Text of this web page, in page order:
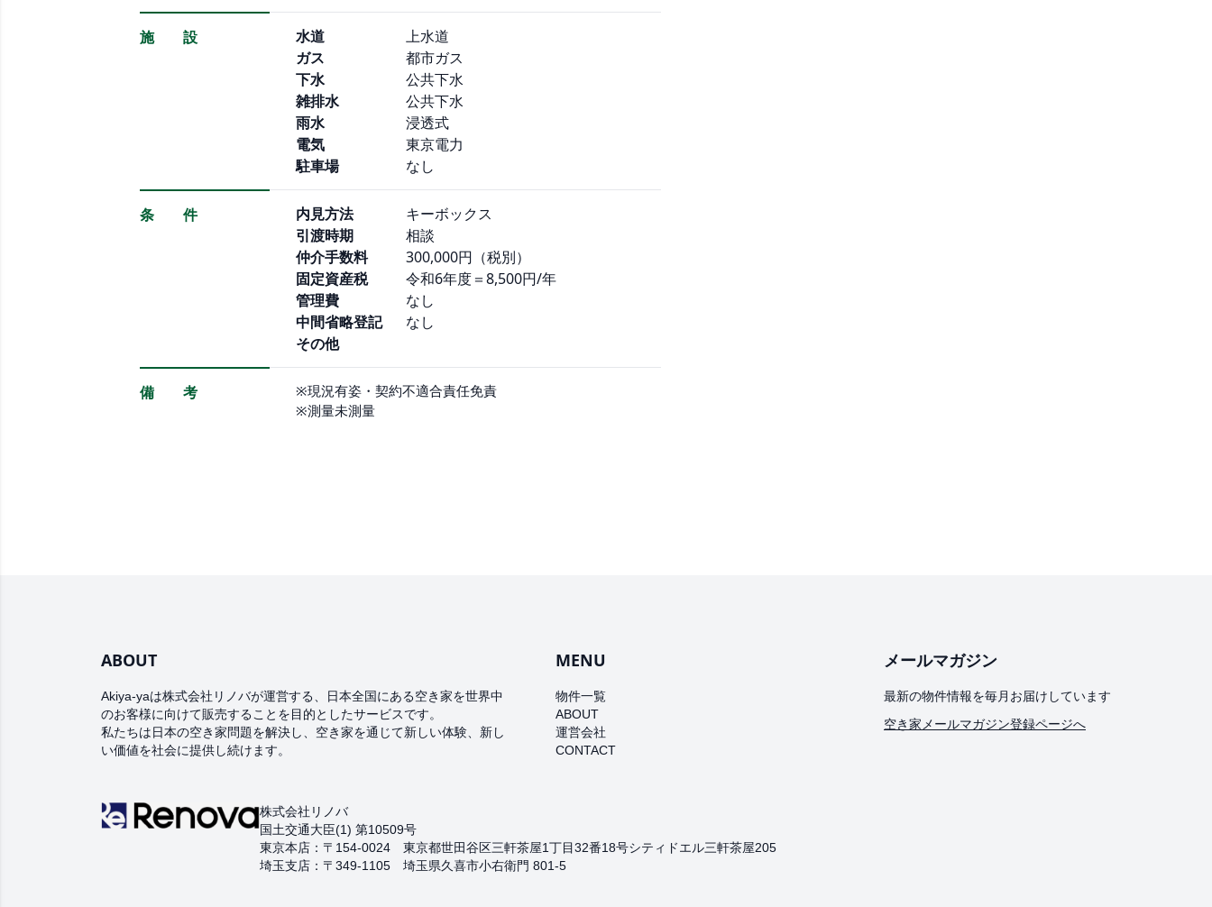
施 設 水道
上水道
ガス
都市ガス
下水
公共下水
雑排水
公共下水
雨水
浸透式
電気
東京電力
駐車場
なし
条 件 内見方法
キーボックス
引渡時期
相談
仲介手数料
300,000円（税別）
固定資産税
令和6年度＝8,500円/年
管理費
なし
中間省略登記
なし
その他
備 考
※現況有姿・契約不適合責任免責
※測量未測量
ABOUT
Akiya-yaは株式会社リノバが運営する、日本全国にある空き家を世界中
のお客様に向けて販売することを目的としたサービスです。
私たちは日本の空き家問題を解決し、空き家を通じて新しい体験、新し
い価値を社会に提供し続けます。
MENU
物件一覧
ABOUT
運営会社
CONTACT
メールマガジン
最新の物件情報を毎月お届けしています
空き家メールマガジン登録ページへ
株式会社リノバ
国土交通大臣(1) 第10509号
東京本店：〒154-0024 東京都世田谷区三軒茶屋1丁目32番18号シティドエル三軒茶屋205
埼玉支店：〒349-1105 埼玉県久喜市小右衛門 801-5